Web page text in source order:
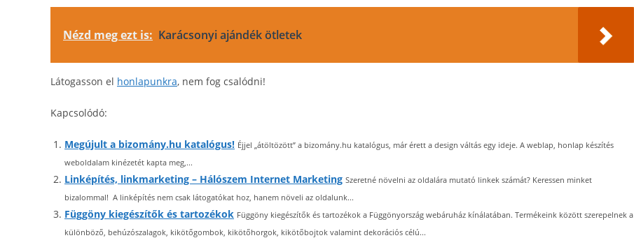
Nézd meg ezt is: Karácsonyi ajándék ötletek
Látogasson el honlapunkra, nem fog csalódni!
Kapcsolódó:
Megújult a bizomány.hu katalógus! Éjjel „átöltözött” a bizomány.hu katalógus, már érett a design váltás egy ideje. A weblap, honlap készítés
weboldalam kinézetét kapta meg,...
Linképítés, linkmarketing – Hálószem Internet Marketing Szeretné növelni az oldalára mutató linkek számát? Keressen minket
bizalommal! A linképítés nem csak látogatókat hoz, hanem növeli az oldalunk...
Függöny kiegészítők és tartozékok Függöny kiegészítők és tartozékok a Függönyország webáruház kínálatában. Termékeink között szerepelnek a
különböző, behúzószalagok, kikötőgombok, kikötőhorgok, kikötőbojtok valamint dekorációs célú...